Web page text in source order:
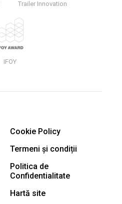
Trailer Innovation
IFOY
Cookie Policy
Termeni și condiții
Politica de
Confidentialitate
Hartă site